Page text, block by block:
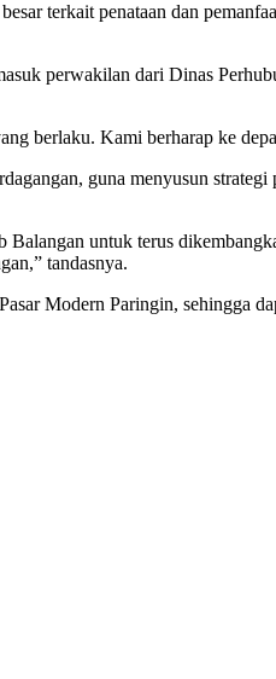
terkait penataan dan
perwakilan dari Dinas
berlaku. Kami berharap ke
guna menyusun
untuk terus
tandasnya.
Modern Paringin, sehingga